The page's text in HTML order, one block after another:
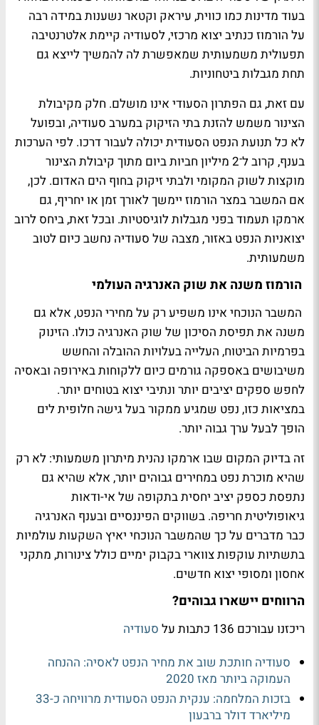
בעוד מדינות כמו כווית, עיראק וקטאר נשענות במידה רבה
על הורמוז כנתיב יצוא מרכזי, לסעודיה קיימת אלטרנטיבה
תפעולית משמעותית שמאפשרת לה להמשיך לייצא גם
תחת מגבלות ביטחוניות.
עם זאת, גם הפתרון הסעודי אינו מושלם. חלק מקיבולת
הצינור משמש להזנת בתי הזיקוק במערב סעודיה, ובפועל
לא כל תנועת הנפט הסעודית יכולה לעבור דרכו. לפי הערכות
בענף, קרוב ל־2 מיליון חביות ביום מתוך קיבולת הצינור
מוקצות לשוק המקומי ולבתי זיקוק בחוף הים האדום. לכן,
אם המשבר במצר הורמוז יימשך לאורך זמן או יחריף, גם
ארמקו תעמוד בפני מגבלות לוגיסטיות. ובכל זאת, ביחס לרוב
יצואניות הנפט באזור, מצבה של סעודיה נחשב כיום לטוב
משמעותית.
הורמוז משנה את שוק האנרגיה העולמי
המשבר הנוכחי אינו משפיע רק על מחירי הנפט, אלא גם
משנה את תפיסת הסיכון של שוק האנרגיה כולו. הזינוק
בפרמיות הביטוח, העלייה בעלויות ההובלה והחשש
משיבושים באספקה גורמים כיום ללקוחות באירופה ובאסיה
לחפש ספקים יציבים יותר ונתיבי יצוא בטוחים יותר.
במציאות כזו, נפט שמגיע ממקור בעל גישה חלופית לים
הופך לבעל ערך גבוה יותר.
זה בדיוק המקום שבו ארמקו נהנית מיתרון משמעותי: לא רק
שהיא מוכרת נפט במחירים גבוהים יותר, אלא שהיא גם
נתפסת כספק יציב יחסית בתקופה של אי-ודאות
גיאופוליטית חריפה. בשווקים הפיננסיים ובענף האנרגיה
כבר מדברים על כך שהמשבר הנוכחי יאיץ השקעות עולמיות
בתשתיות עוקפות צווארי בקבוק ימיים כולל צינורות, מתקני
אחסון ומסופי יצוא חדשים.
הרווחים יישארו גבוהים?
ריכזנו עבורכם 136 כתבות על
סעודיה
סעודיה חותכת שוב את מחיר הנפט לאסיה: ההנחה
העמוקה ביותר מאז 2020
בזכות המלחמה: ענקית הנפט הסעודית מרוויחה כ-33
מיליארד דולר ברבעון